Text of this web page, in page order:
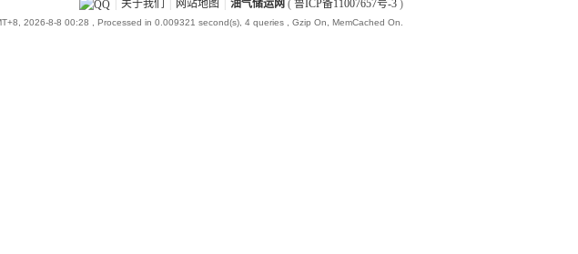
关于我们 网站地图 油气储运网 ( 鲁ICP备11007657号-3 )
2026-8-8 00:28 , Processed in 0.009321 second(s), 4 queries , Gzip On, MemCached On.